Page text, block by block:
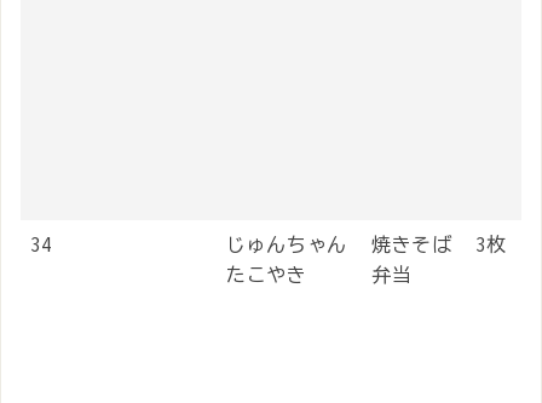
34
じゅんちゃん
たこやき
焼きそば
弁当
3枚